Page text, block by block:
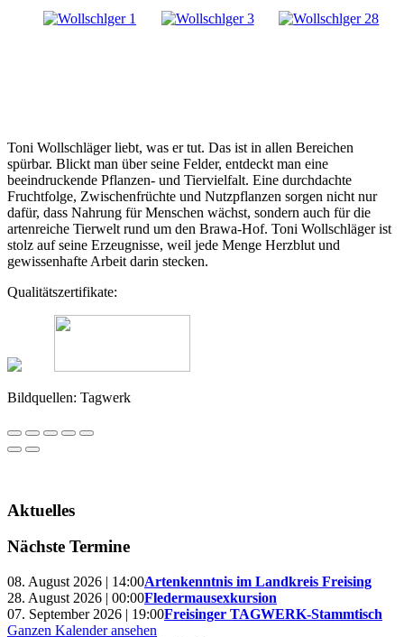
Toni Wollschläger liebt, was er tut. Das ist in allen Bereichen
spürbar. Blickt man über seine Felder, entdeckt man eine
beeindruckende Pflanzen- und Tiervielfalt. Eine durchdachte
Fruchtfolge, Zwischenfrüchte und Nutzpflanzen sorgen nicht nur
dafür, dass Nahrung für Menschen wächst, sondern auch für die
artenreiche Tierwelt rund um den Brawa-Hof. Toni Wollschläger ist
stolz auf seine Erzeugnisse, weil jede Menge Herzblut und
gewissenhafte Arbeit darin stecken.
Qualitätszertifikate:
Bildquellen: Tagwerk
Aktuelles
Nächste Termine
08. August 2026 | 14:00Artenkenntnis im Landkreis Freising
28. August 2026 | 00:00Fledermausexkursion
07. September 2026 | 19:00Freisinger TAGWERK-Stammtisch
Ganzen Kalender ansehen